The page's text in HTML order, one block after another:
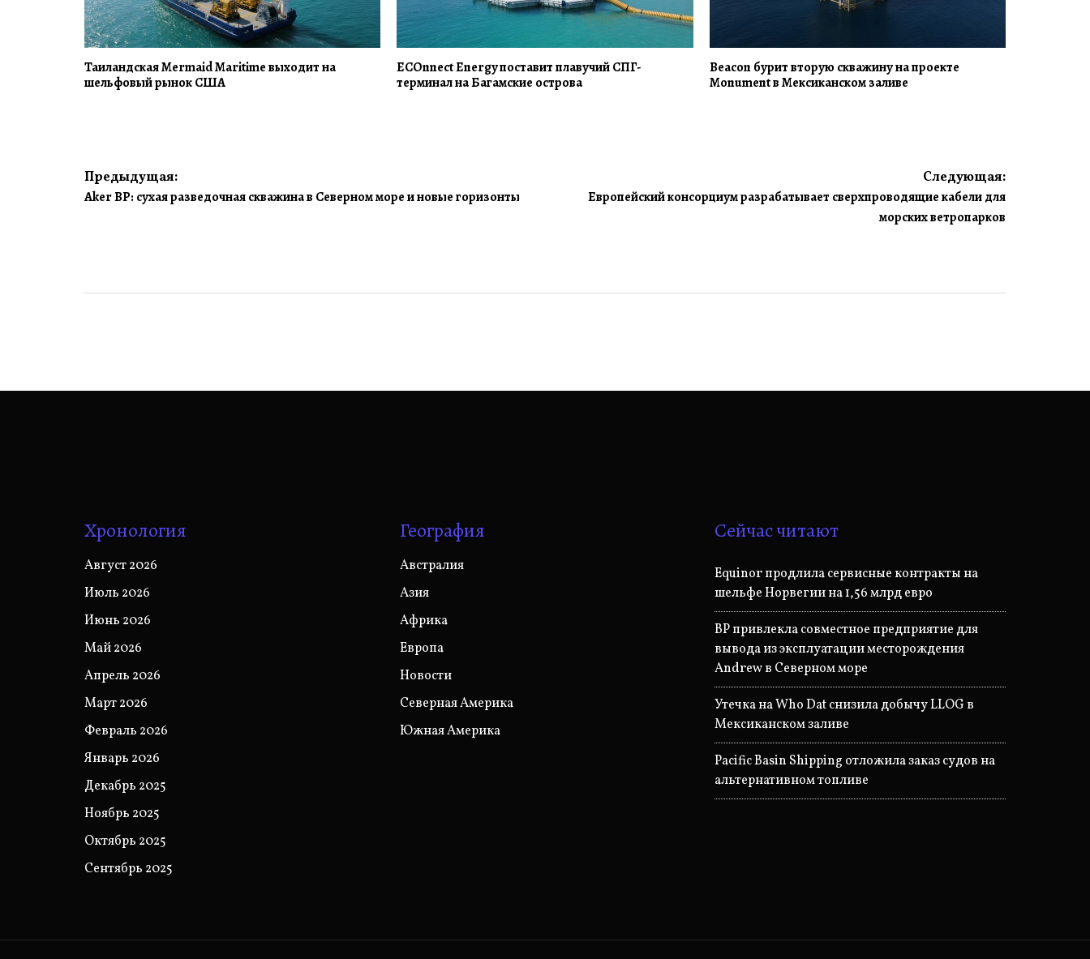
Таиландская Mermaid Maritime выходит на
шельфовый рынок США
ECOnnect Energy поставит плавучий СПГ-
терминал на Багамские острова
Beacon бурит вторую скважину на проекте
Monument в Мексиканском заливе
Навигация
Предыдущая:
Aker BP: сухая разведочная скважина в Северном море и новые горизонты
Следующая:
Европейский консорциум разрабатывает сверхпроводящие кабели для
морских ветропарков
Хронология
Август 2026
Июль 2026
Июнь 2026
Май 2026
Апрель 2026
Март 2026
Февраль 2026
Январь 2026
Декабрь 2025
Ноябрь 2025
Октябрь 2025
Сентябрь 2025
География
Австралия
Азия
Африка
Европа
Новости
Северная Америка
Южная Америка
Сейчас читают
Equinor продлила сервисные контракты на
шельфе Норвегии на 1,56 млрд евро
BP привлекла совместное предприятие для
вывода из эксплуатации месторождения
Andrew в Северном море
Утечка на Who Dat снизила добычу LLOG в
Мексиканском заливе
Pacific Basin Shipping отложила заказ судов на
альтернативном топливе